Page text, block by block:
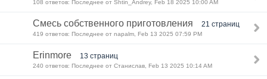
108 ответов: Последнее от Shtin_Andrey, Feb 18 2025 10:00 AM
Смесь собственного приготовления 21 страниц
419 ответов: Последнее от napalm, Feb 13 2025 07:59 PM
Erinmore 13 страниц
240 ответов: Последнее от Станислав, Feb 13 2025 10:14 AM